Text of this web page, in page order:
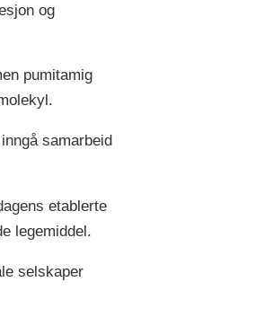
og
pumitamig
samarbeid
etablerte
legemiddel.
selskaper